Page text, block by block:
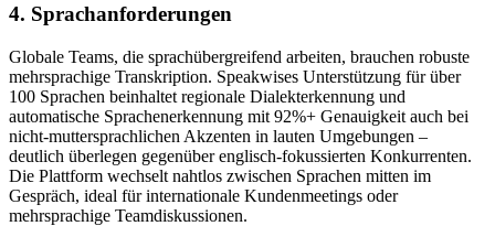
4. Sprachanforderungen
Globale Teams, die sprachübergreifend arbeiten, brauchen robuste
mehrsprachige Transkription. Speakwises Unterstützung für über
100 Sprachen beinhaltet regionale Dialekterkennung und
automatische Sprachenerkennung mit 92%+ Genauigkeit auch bei
nicht-muttersprachlichen Akzenten in lauten Umgebungen –
deutlich überlegen gegenüber englisch-fokussierten Konkurrenten.
Die Plattform wechselt nahtlos zwischen Sprachen mitten im
Gespräch, ideal für internationale Kundenmeetings oder
mehrsprachige Teamdiskussionen.